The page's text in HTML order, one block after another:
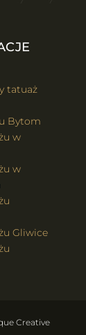
tatuaż
Bytom
w
w
Gliwice
Creative